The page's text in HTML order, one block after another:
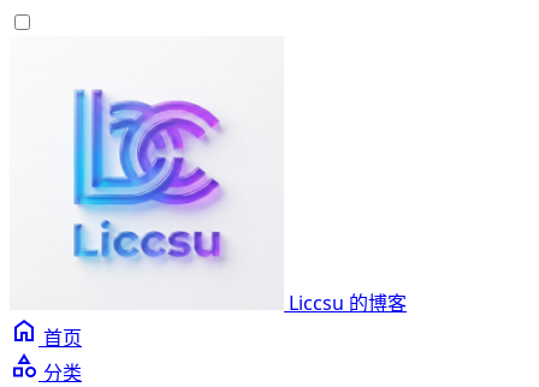
Liccsu 的博客
首页
分类